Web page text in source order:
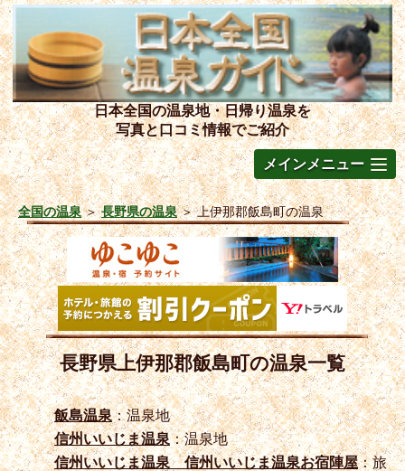
日本全国の温泉地・日帰り温泉を
写真と口コミ情報でご紹介
メインメニュー
全国の温泉＞長野県の温泉＞上伊那郡飯島町の温泉
長野県上伊那郡飯島町の温泉一覧
飯島温泉：温泉地
信州いいじま温泉：温泉地
信州いいじま温泉 信州いいじま温泉お宿陣屋：旅